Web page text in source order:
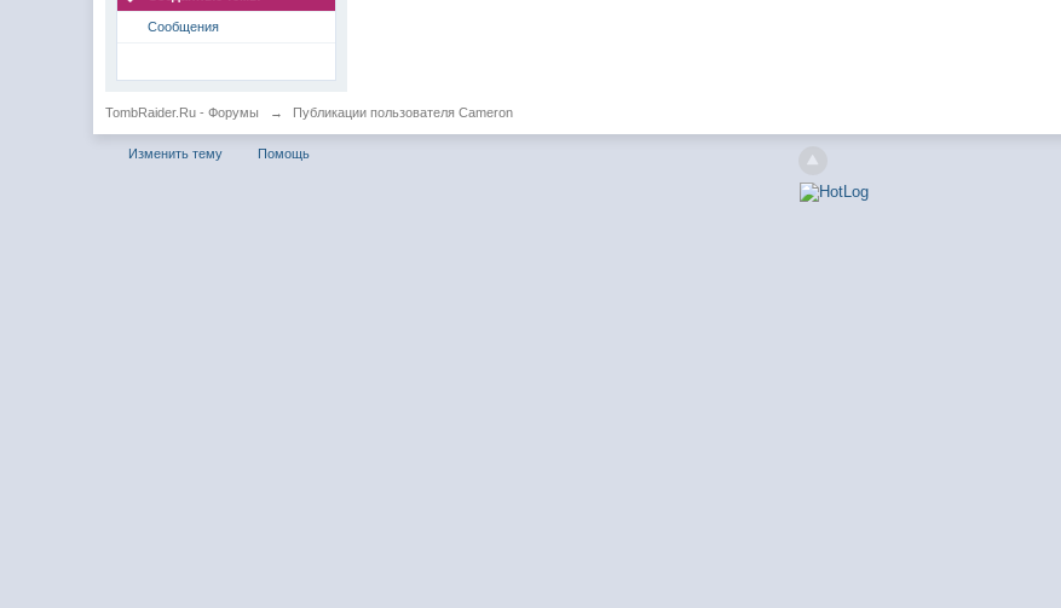
Сообщения
TombRaider.Ru - Форумы → Публикации пользователя Cameron
Изменить тему Помощь